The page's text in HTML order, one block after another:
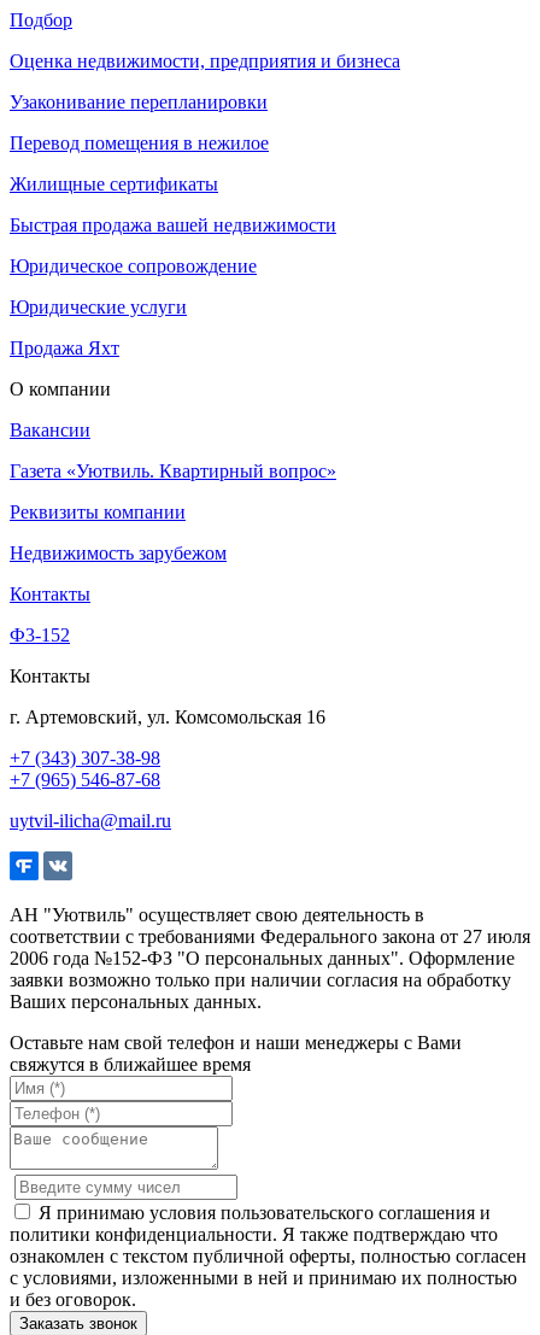
Подбор
Оценка недвижимости, предприятия и бизнеса
Узаконивание перепланировки
Перевод помещения в нежилое
Жилищные сертификаты
Быстрая продажа вашей недвижимости
Юридическое сопровождение
Юридические услуги
Продажа Яхт
О компании
Вакансии
Газета «Уютвиль. Квартирный вопрос»
Реквизиты компании
Недвижимость зарубежом
Контакты
Ф3-152
Контакты
г. Артемовский, ул. Комсомольская 16
+7 (343) 307-38-98
+7 (965) 546-87-68
uytvil-ilicha@mail.ru
АН "Уютвиль" осуществляет свою деятельность в
соответствии с требованиями Федерального закона от 27 июля
2006 года №152-ФЗ "О персональных данных". Оформление
заявки возможно только при наличии согласия на обработку
Ваших персональных данных.
Оставьте нам свой телефон и наши менеджеры с Вами
свяжутся в ближайшее время
Я принимаю условия пользовательского соглашения и
политики конфиденциальности. Я также подтверждаю что
ознакомлен с текстом публичной оферты, полностью согласен
с условиями, изложенными в ней и принимаю их полностью
и без оговорок.